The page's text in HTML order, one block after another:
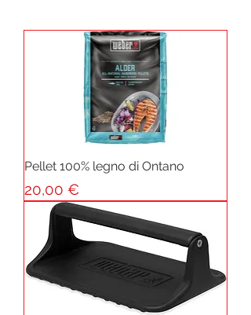
Pellet 100% legno di Ontano
Prezzo
20,00 €